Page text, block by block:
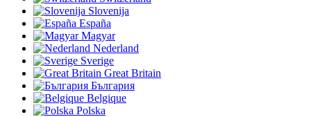
Slovenija
España
Magyar
Nederland
Sverige
Great Britain
България
Belgique
Polska